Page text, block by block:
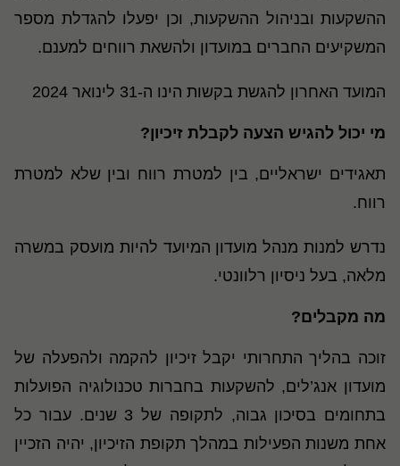
ההשקעות ובניהול ההשקעות, וכן יפעלו להגדלת מספר
המשקיעים החברים במועדון ולהשאת רווחים למענם.
המועד האחרון להגשת בקשות הינו ה-31 לינואר 2024
מי יכול להגיש הצעה לקבלת זיכיון?
תאגידים ישראליים, בין למטרת רווח ובין שלא למטרת
רווח.
נדרש למנות מנהל מועדון המיועד להיות מועסק במשרה
מלאה, בעל ניסיון רלוונטי.
מה מקבלים?
זוכה בהליך התחרותי יקבל זיכיון להקמה ולהפעלה של
מועדון אנג’לים, להשקעות בחברות טכנולוגיה הפועלות
בתחומים בסיכון גבוה, לתקופה של 3 שנים. עבור כל
אחת משנות הפעילות במהלך תקופת הזיכיון, יהיה הזכיין